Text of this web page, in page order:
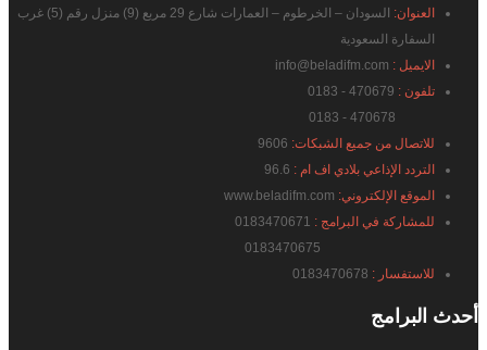
العنوان:
السودان – الخرطوم – العمارات شارع 29 مربع (9) منزل رقم (5) غرب
السفارة السعودية
الايميل :
تلفون :
للاتصال من جميع الشبكات:
التردد الإذاعي بلادي اف ام :
الموقع الإلكتروني:
للمشاركة في البرامج :
للاستفسار :
أحدث البرامج